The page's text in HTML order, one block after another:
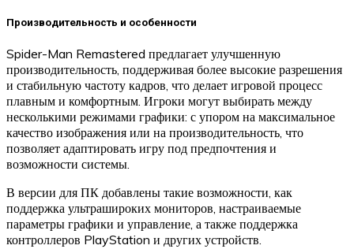
Производительность и особенности
Spider-Man Remastered предлагает улучшенную
производительность, поддерживая более высокие разрешения
и стабильную частоту кадров, что делает игровой процесс
плавным и комфортным. Игроки могут выбирать между
несколькими режимами графики: с упором на максимальное
качество изображения или на производительность, что
позволяет адаптировать игру под предпочтения и
возможности системы.
В версии для ПК добавлены такие возможности, как
поддержка ультрашироких мониторов, настраиваемые
параметры графики и управление, а также поддержка
контроллеров PlayStation и других устройств.